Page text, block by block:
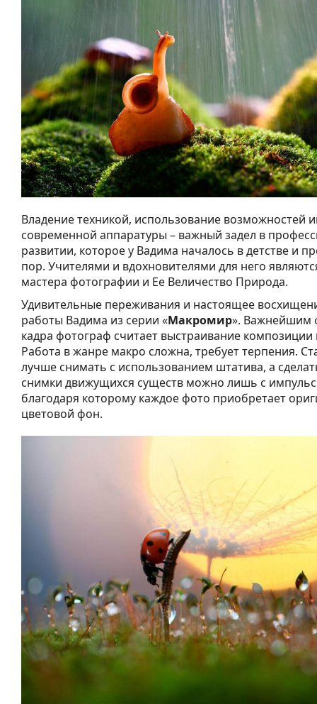
Владение техникой, использование возможностей
современной аппаратуры – важный задел в
развитии, которое у Вадима началось в детстве и
пор. Учителями и вдохновителями для него
мастера фотографии и Ее Величество Природа.
Удивительные переживания и настоящее
работы Вадима из серии «Макромир». Важнейшим
кадра фотограф считает выстраивание
Работа в жанре макро сложна, требует терпения.
лучше снимать с использованием штатива, а
снимки движущихся существ можно лишь с
благодаря которому каждое фото приобретает
цветовой фон.